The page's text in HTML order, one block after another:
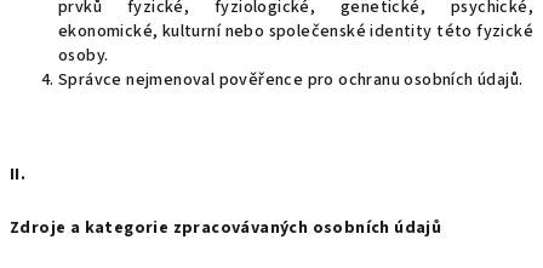
prvků fyzické, fyziologické, genetické, psychické,
ekonomické, kulturní nebo společenské identity této fyzické
osoby.
Správce nejmenoval pověřence pro ochranu osobních údajů.
II.
Zdroje a kategorie zpracovávaných osobních údajů